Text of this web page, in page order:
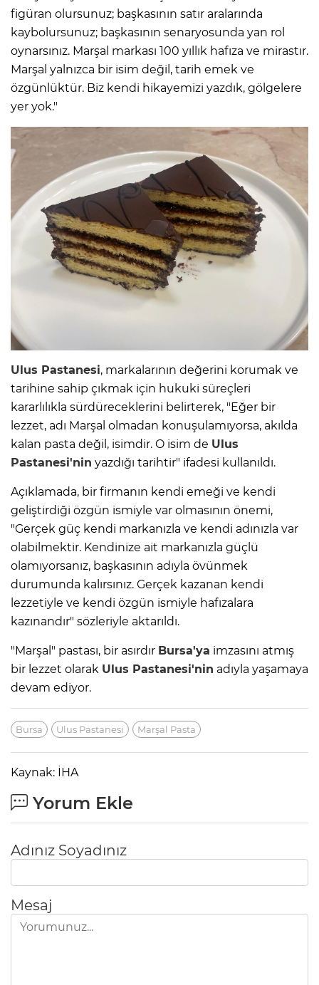
figüran olursunuz; başkasının satır aralarında
kaybolursunuz; başkasının senaryosunda yan rol
oynarsınız. Marşal markası 100 yıllık hafıza ve mirastır.
Marşal yalnızca bir isim değil, tarih emek ve
özgünlüktür. Biz kendi hikayemizi yazdık, gölgelere
yer yok."
Ulus Pastanesi, markalarının değerini korumak ve
tarihine sahip çıkmak için hukuki süreçleri
kararlılıkla sürdüreceklerini belirterek, "Eğer bir
lezzet, adı Marşal olmadan konuşulamıyorsa, akılda
kalan pasta değil, isimdir. O isim de Ulus
Pastanesi'nin yazdığı tarihtir" ifadesi kullanıldı.
Açıklamada, bir firmanın kendi emeği ve kendi
geliştirdiği özgün ismiyle var olmasının önemi,
"Gerçek güç kendi markanızla ve kendi adınızla var
olabilmektir. Kendinize ait markanızla güçlü
olamıyorsanız, başkasının adıyla övünmek
durumunda kalırsınız. Gerçek kazanan kendi
lezzetiyle ve kendi özgün ismiyle hafızalara
kazınandır" sözleriyle aktarıldı.
"Marşal" pastası, bir asırdır Bursa'ya imzasını atmış
bir lezzet olarak Ulus Pastanesi'nin adıyla yaşamaya
devam ediyor.
Bursa Ulus Pastanesi Marşal Pasta
Kaynak: İHA
Yorum Ekle
Adınız Soyadınız
Mesaj